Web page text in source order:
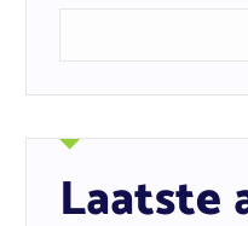
Laatste